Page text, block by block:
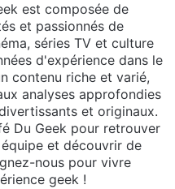
est composée de
et passionnés de
séries TV et culture
d'expérience dans le
contenu riche et varié,
analyses approfondies
et originaux.
Du Geek pour retrouver
et découvrir de
nous pour vivre
geek !